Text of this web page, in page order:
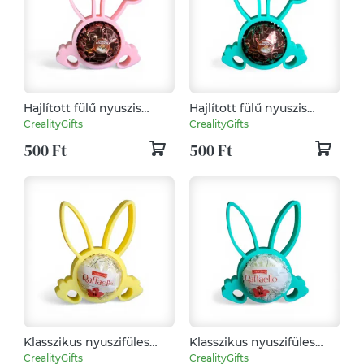
Hajlított fülű nyuszis
Ferrero csokoládé tartó
apró tavaszi
figyelmességként -
Rózsaszín
CrealityGifts
500 Ft
Hajlított fülű nyuszis
Ferrero csokoládé tartó
apró tavaszi
figyelmességként - Zöld
CrealityGifts
500 Ft
Klasszikus nyuszifüles
Raffaello tartó apró
CrealityGifts
Klasszikus nyuszifüles
Raffaello tartó apró
CrealityGifts